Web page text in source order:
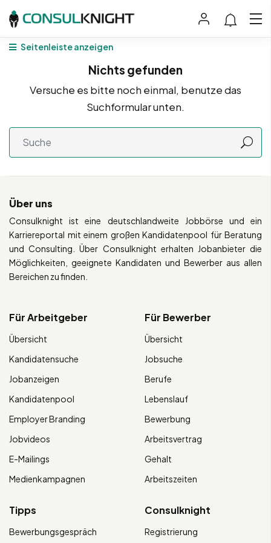
Seitenleiste anzeigen
Nichts gefunden
Versuche es bitte noch einmal, benutze das
Suchformular unten.
Über uns
Consulknight ist eine deutschlandweite Jobbörse und ein
Karriereportal mit einem großen Kandidatenpool für Beratung
und Consulting. Über Consulknight erhalten Jobanbieter die
Möglichkeiten, geeignete Kandidaten und Bewerber aus allen
Bereichen zu finden.
Für Arbeitgeber
Übersicht
Kandidatensuche
Jobanzeigen
Kandidatenpool
Employer Branding
Jobvideos
E-Mailings
Medienkampagnen
Für Bewerber
Übersicht
Jobsuche
Berufe
Lebenslauf
Bewerbung
Arbeitsvertrag
Gehalt
Arbeitszeiten
Tipps
Bewerbungsgespräch
Consulknight
Registrierung